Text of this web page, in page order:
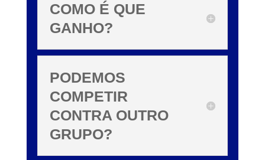
COMO É QUE
GANHO?
PODEMOS
COMPETIR
CONTRA OUTRO
GRUPO?